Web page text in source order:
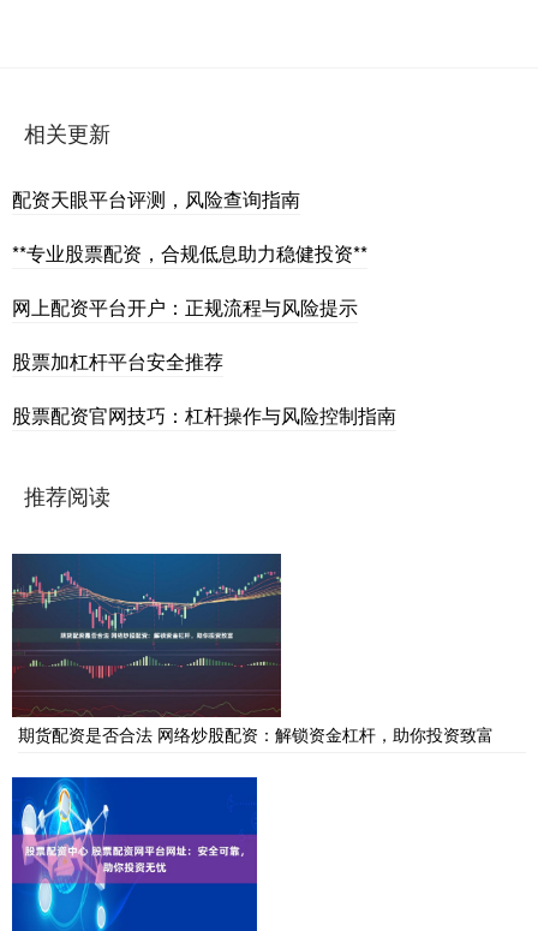
相关更新
配资天眼平台评测，风险查询指南
**专业股票配资，合规低息助力稳健投资**
网上配资平台开户：正规流程与风险提示
股票加杠杆平台安全推荐
股票配资官网技巧：杠杆操作与风险控制指南
推荐阅读
期货配资是否合法 网络炒股配资：解锁资金杠杆，助你投资致富